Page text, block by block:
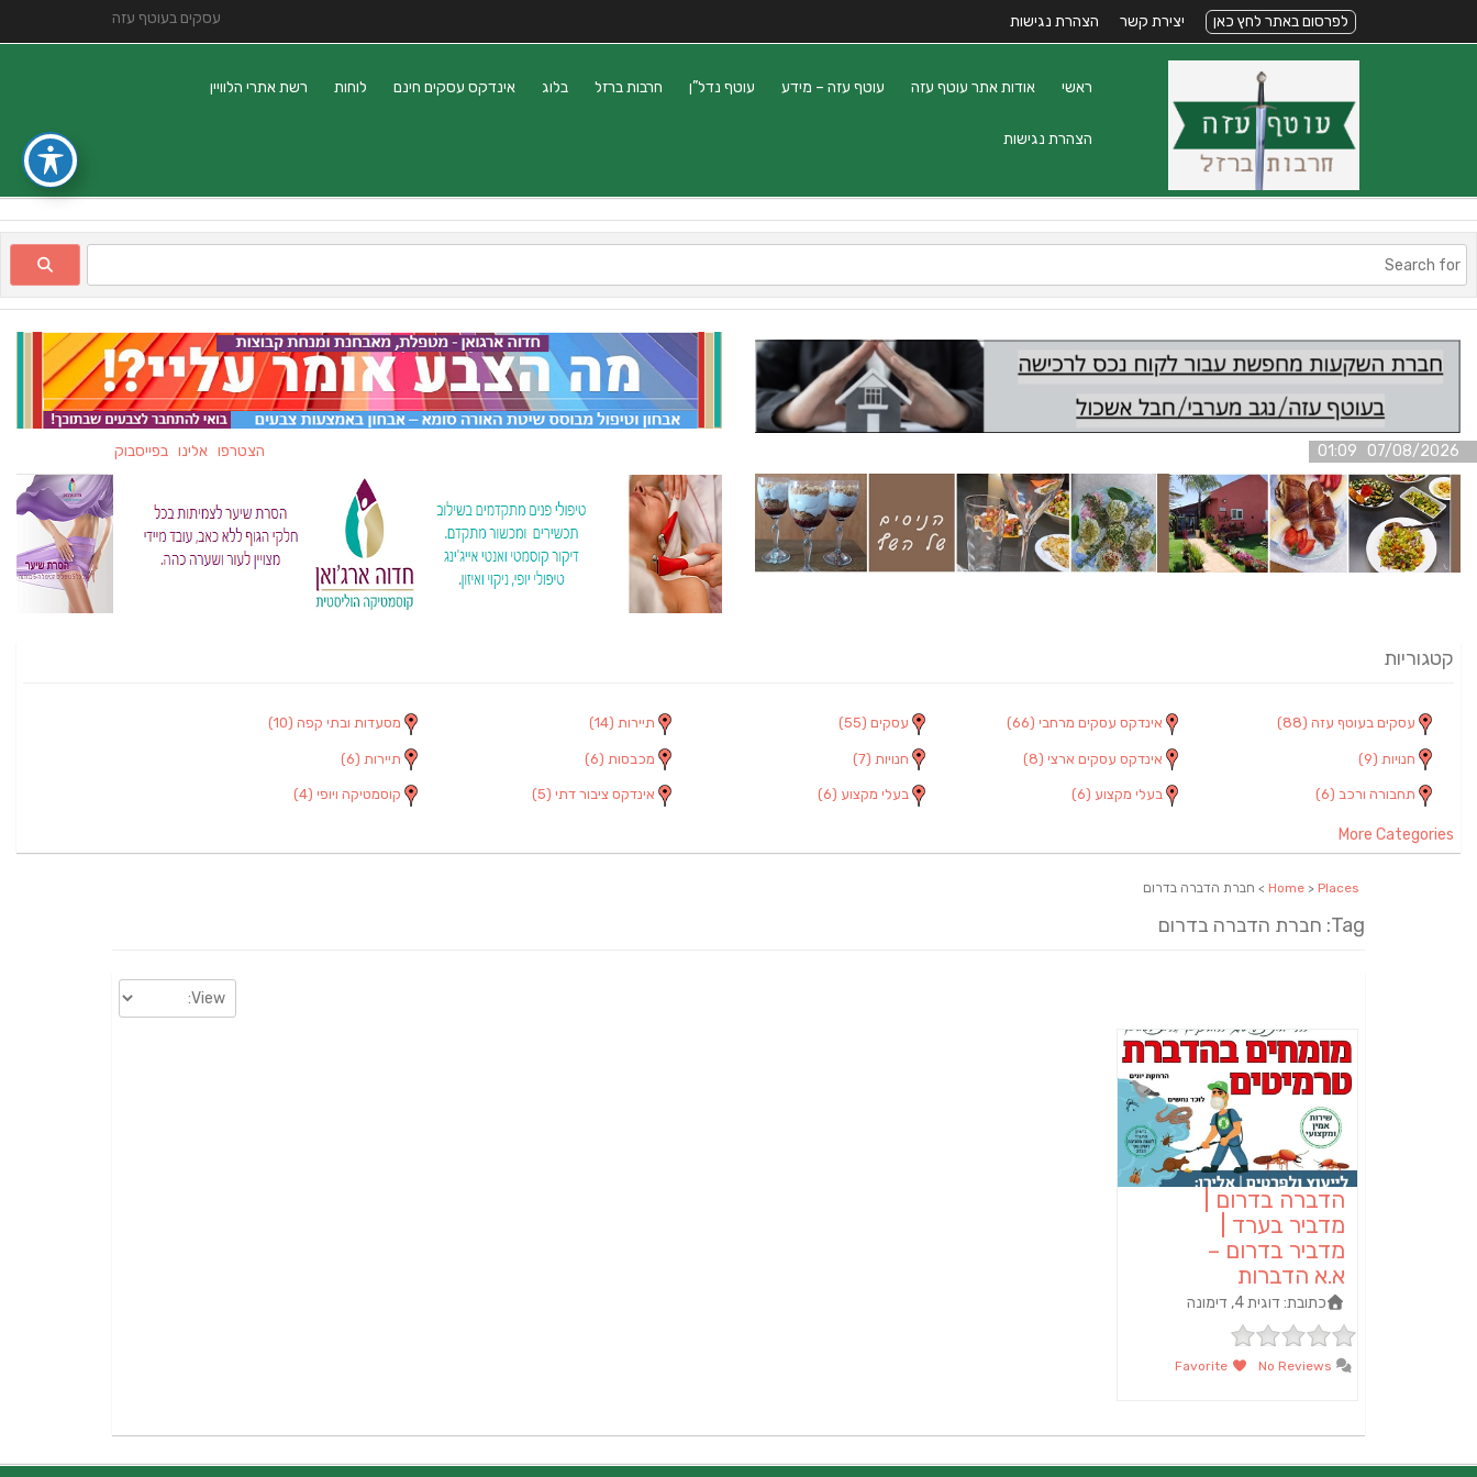
עסקים בעוטף עזה לפרסום באתר לחץ כאן יצירת קשר הצהרת נגישות
ראשי אודות אתר עוטף עזה עוטף עזה – מידע עוטף נדל”ן חרבות ברזל בלוג אינדקס עסקים חינם לוחות רשת אתרי הלוויין
הצהרת נגישות
07/08/2026 01:09 הצטרפו אלינו בפייסבוק
קטגוריות
עסקים בעוטף עזה (88) אינדקס עסקים מרחבי (66) עסקים (55) תיירות (14) מסעדות ובתי קפה (10)
חנויות (9) אינדקס עסקים ארצי (8) חנויות (7) מכבסות (6) תיירות (6)
תחבורה ורכב (6) בעלי מקצוע (6) בעלי מקצוע (6) אינדקס ציבור דתי (5) קוסמטיקה ויופי (4)
More Categories
Home > Places > חברת הדברה בדרום
Tag: חברת הדברה בדרום
הדברה בדרום |
מדביר בערד |
מדביר בדרום –
א.א הדברות
כתובת: דוגית 4, דימונה